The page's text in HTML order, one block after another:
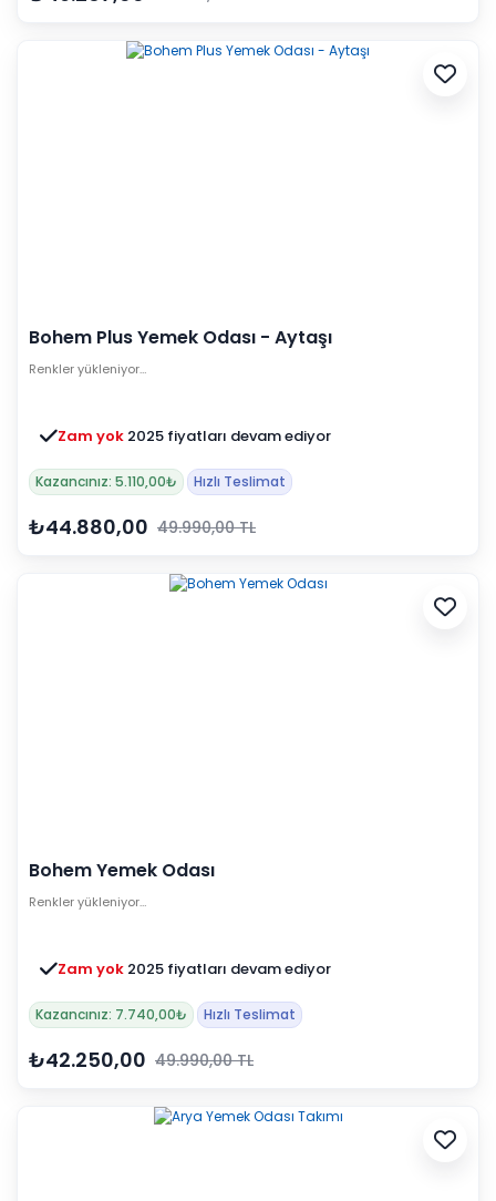
Bohem Plus Yemek Odası - Aytaşı
Renkler yükleniyor…
Zam yok 2025 fiyatları devam ediyor
Kazancınız: 5.110,00₺ Hızlı Teslimat
₺44.880,00 49.990,00 TL
Bohem Yemek Odası
Renkler yükleniyor…
Zam yok 2025 fiyatları devam ediyor
Kazancınız: 7.740,00₺ Hızlı Teslimat
₺42.250,00 49.990,00 TL